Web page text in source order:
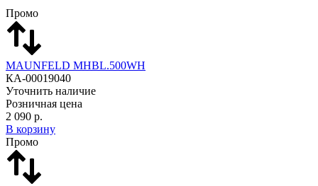
Промо
MAUNFELD MHBL.500WH
КА-00019040
Уточнить наличие
Розничная цена
2 090 р.
В корзину
Промо